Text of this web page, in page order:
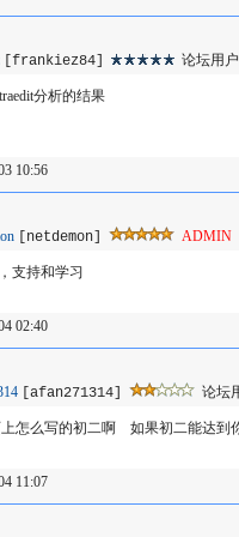
[frankiez84] 论坛用户
分析的结果
10:56
[netdemon] ADMIN
支持和学习
02:40
[afan271314] 论坛
怎么写的初二啊 如果初二能达到
11:07